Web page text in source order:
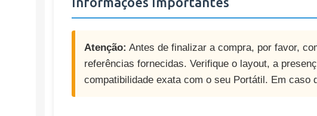
Atenção: Antes de finalizar a compra, por favor,
referências fornecidas. Verifique o layout, a
compatibilidade exata com o seu Portátil. Em